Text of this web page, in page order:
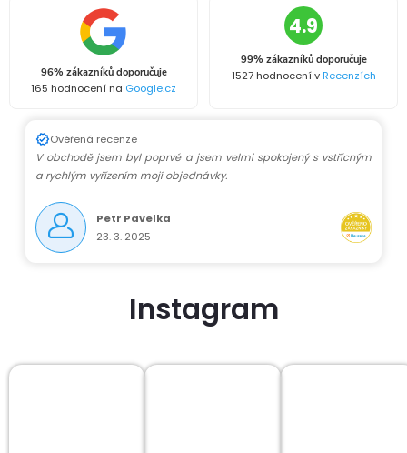
96% zákazníků doporučuje
165 hodnocení na Google.cz
4.9
99% zákazníků doporučuje
1527 hodnocení vRecenzích
Ověřená recenze
V obchodě jsem byl poprvé a jsem velmi spokojený s vstřícným
a rychlým vyřízením mojí objednávky.
Petr Pavelka
23. 3. 2025
Instagram